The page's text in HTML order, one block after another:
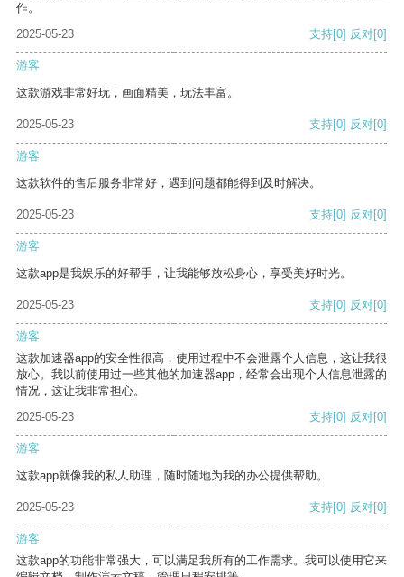
作。
2025-05-23
支持[0] 反对[0]
游客
这款游戏非常好玩，画面精美，玩法丰富。
2025-05-23 支持[0] 反对[0]
游客
这款软件的售后服务非常好，遇到问题都能得到及时解决。
2025-05-23 支持[0] 反对[0]
游客
这款app是我娱乐的好帮手，让我能够放松身心，享受美好时光。
2025-05-23 支持[0] 反对[0]
游客
这款加速器app的安全性很高，使用过程中不会泄露个人信息，这让我很
放心。我以前使用过一些其他的加速器app，经常会出现个人信息泄露的
情况，这让我非常担心。
2025-05-23
支持[0] 反对[0]
游客
这款app就像我的私人助理，随时随地为我的办公提供帮助。
2025-05-23 支持[0] 反对[0]
游客
这款app的功能非常强大，可以满足我所有的工作需求。我可以使用它来